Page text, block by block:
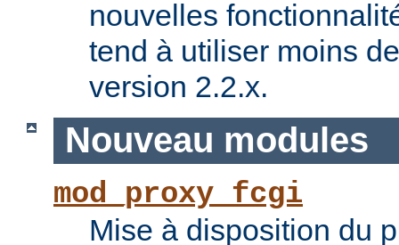
nouvelles
tend à utiliser moins
version 2.2.x.
Nouveau modules
mod_proxy_fcgi
Mise à disposition du